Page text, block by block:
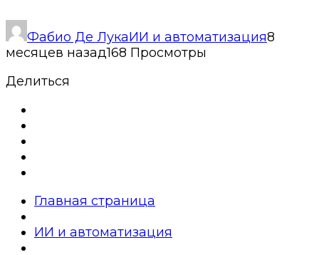
Фабио Де ЛукаИИ и автоматизация8
месяцев назад168 Просмотры
Делиться
Главная страница
ИИ и автоматизация